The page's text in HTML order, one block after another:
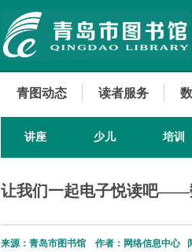
青图动态 读者服务
讲座 少儿 培训
让我们一起电子悦读吧——
来源：青岛市图书馆 作者：网络信息中心